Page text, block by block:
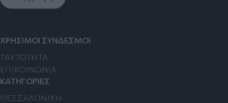
ΧΡΗΣΙΜΟΙ ΣΥΝΔΕΣΜΟΙ
TAYTOTHTA
ΕΠΙΚΟΙΝΩΝΙΑ
ΚΑΤΗΓΟΡΙΕΣ
ΘΕΣΣΑΛΟΝΙΚΗ